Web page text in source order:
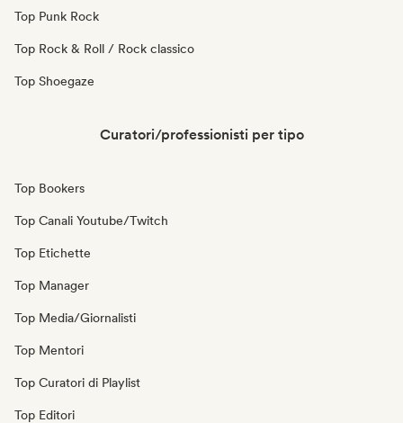
Top Punk Rock
Top Rock & Roll / Rock classico
Top Shoegaze
Curatori/professionisti per tipo
Top Bookers
Top Canali Youtube/Twitch
Top Etichette
Top Manager
Top Media/Giornalisti
Top Mentori
Top Curatori di Playlist
Top Editori